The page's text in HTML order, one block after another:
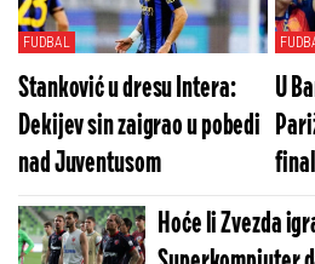
FUDBAL
Stanković u dresu Intera:
Dekijev sin zaigrao u pobedi
nad Juventusom
U
Hoće li Zvezda